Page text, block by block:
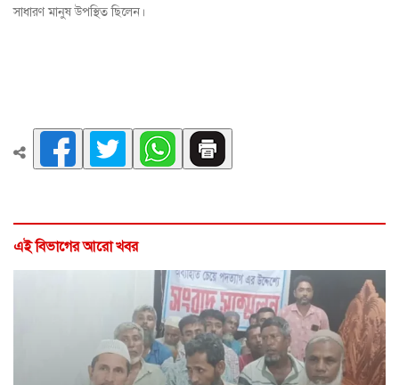
সাধারণ মানুষ উপস্থিত ছিলেন।
এই বিভাগের আরো খবর